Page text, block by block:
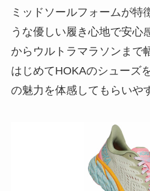
ミッドソールフォームが特
うな優しい履き心地で安心
からウルトラマラソンまで
はじめてHOKAのシューズ
の魅力を体感してもらいや